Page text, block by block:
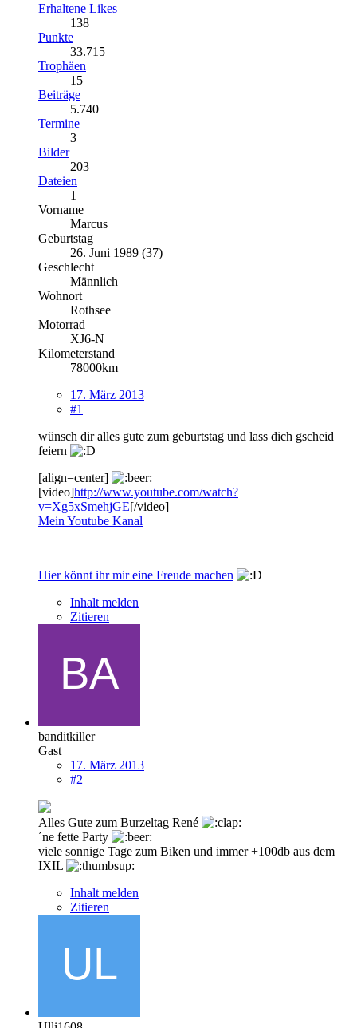
Erhaltene Likes
138
Punkte
33.715
Trophäen
15
Beiträge
5.740
Termine
3
Bilder
203
Dateien
1
Vorname
Marcus
Geburtstag
26. Juni 1989 (37)
Geschlecht
Männlich
Wohnort
Rothsee
Motorrad
XJ6-N
Kilometerstand
78000km
17. März 2013
#1
wünsch dir alles gute zum geburtstag und lass dich gscheid
feiern
[align=center]
[video]http://www.youtube.com/watch?
v=Xg5xSmehjGE[/video]
Mein Youtube Kanal
Hier könnt ihr mir eine Freude machen
Inhalt melden
Zitieren
banditkiller
Gast
17. März 2013
#2
Alles Gute zum Burzeltag René
´ne fette Party
viele sonnige Tage zum Biken und immer +100db aus dem
IXIL
Inhalt melden
Zitieren